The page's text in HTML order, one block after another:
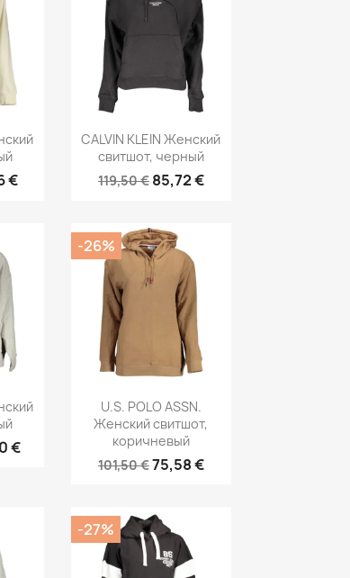
€
Быстрый просмотр
CALVIN KLEIN Женский
свитшот, черный
119,50 € 85,72 €
€
Быстрый просмотр
U.S. POLO ASSN.
Женский свитшот,
коричневый
101,50 €75,58 €
-26%
-27%